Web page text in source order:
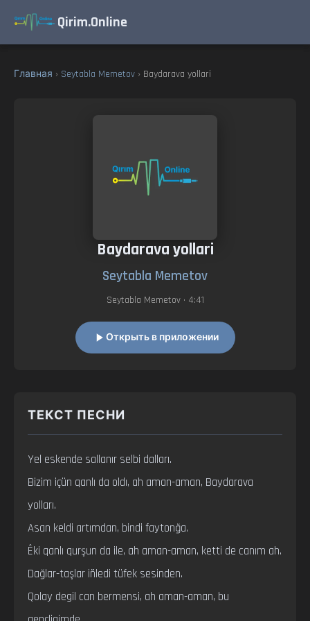
Qirim.Online
Главная › Seytabla Memetov › Baydarava yollari
Baydarava yollari
Seytabla Memetov
Seytabla Memetov• 4:41
Открыть в приложении
ТЕКСТ ПЕСНИ
Yel eskende sallanır selbi dalları.
Bizim içün qanlı da oldı, ah aman-aman, Baydarava
yolları.
Asan keldi artımdan, bindi faytonğa.
Êki qanlı qurşun da ile, ah aman-aman, ketti de canım ah.
Dağlar-taşlar iñledi tüfek sesinden.
Qolay degil can bermensi, ah aman-aman, bu